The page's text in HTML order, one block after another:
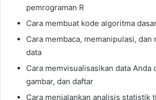
pemrograman R
Cara membuat kode algoritma
Cara membaca, memanipulasi, dan
data
Cara memvisualisasikan data Anda
gambar, dan daftar
Cara menjalankan analisis statistik